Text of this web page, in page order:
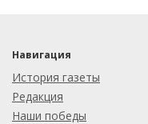
Навигация
История газеты
Редакция
Наши победы